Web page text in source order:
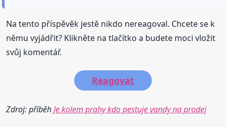
Na tento příspěvěk jestě nikdo nereagoval. Chcete se k
němu vyjádřit? Klikněte na tlačítko a budete moci vložit
svůj komentář.
Reagovat
Zdroj: příběhJe kolem prahy kdo pestuje vandy na prodej